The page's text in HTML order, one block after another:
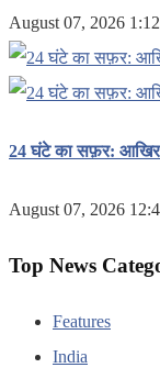
August 07, 2026
24 घंटे का सफ़र: आखिर
August 07, 2026
Top News
Features
India